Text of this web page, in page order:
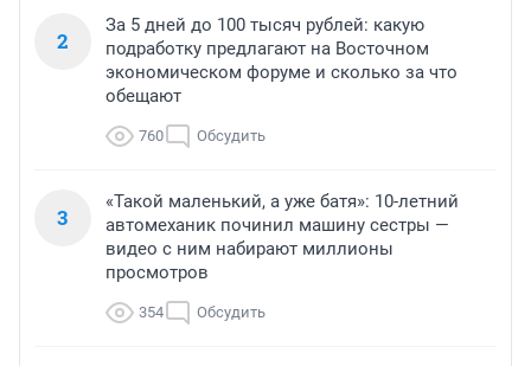
2
За 5 дней до 100 тысяч рублей: какую
подработку предлагают на Восточном
экономическом форуме и сколько за что
обещают
760 Обсудить
3
«Такой маленький, а уже батя»: 10-летний
автомеханик починил машину сестры —
видео с ним набирают миллионы
просмотров
354 Обсудить